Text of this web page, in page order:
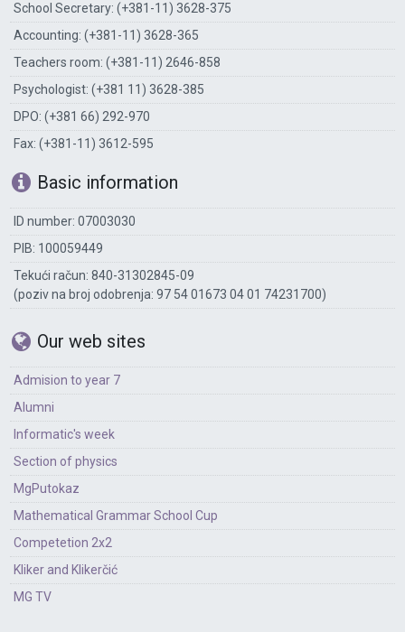
School Secretary: (+381-11) 3628-375
Accounting: (+381-11) 3628-365
Teachers room: (+381-11) 2646-858
Psychologist: (+381 11) 3628-385
DPO: (+381 66) 292-970
Fax: (+381-11) 3612-595
Basic information
ID number: 07003030
PIB: 100059449
Tekući račun: 840-31302845-09
(poziv na broj odobrenja: 97 54 01673 04 01 74231700)
Our web sites
Admision to year 7
Alumni
Informatic's week
Section of physics
MgPutokaz
Mathematical Grammar School Cup
Competetion 2x2
Kliker and Klikerčić
MG TV